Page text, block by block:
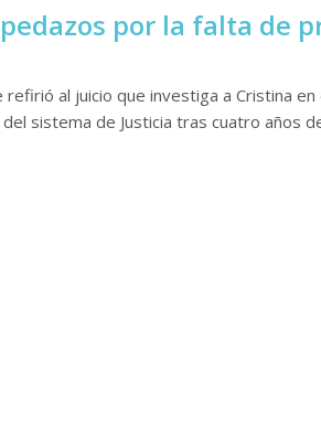
por la falta de
al juicio que investiga a Cristina
sistema de Justicia tras cuatro años